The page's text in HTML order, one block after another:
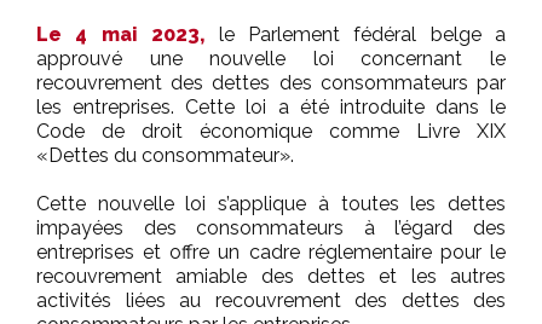
Le 4 mai 2023, le Parlement fédéral belge a
approuvé une nouvelle loi concernant le
recouvrement des dettes des consommateurs par
les entreprises. Cette loi a été introduite dans le
Code de droit économique comme Livre XIX
«Dettes du consommateur».
Cette nouvelle loi s’applique à toutes les dettes
impayées des consommateurs à l’égard des
entreprises et offre un cadre réglementaire pour le
recouvrement amiable des dettes et les autres
activités liées au recouvrement des dettes des